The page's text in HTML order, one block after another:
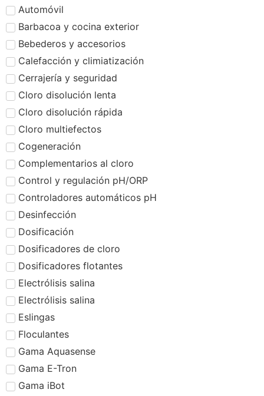
Automóvil
Barbacoa y cocina exterior
Bebederos y accesorios
Calefacción y climiatización
Cerrajería y seguridad
Cloro disolución lenta
Cloro disolución rápida
Cloro multiefectos
Cogeneración
Complementarios al cloro
Control y regulación pH/ORP
Controladores automáticos pH
Desinfección
Dosificación
Dosificadores de cloro
Dosificadores flotantes
Electrólisis salina
Electrólisis salina
Eslingas
Floculantes
Gama Aquasense
Gama E-Tron
Gama iBot